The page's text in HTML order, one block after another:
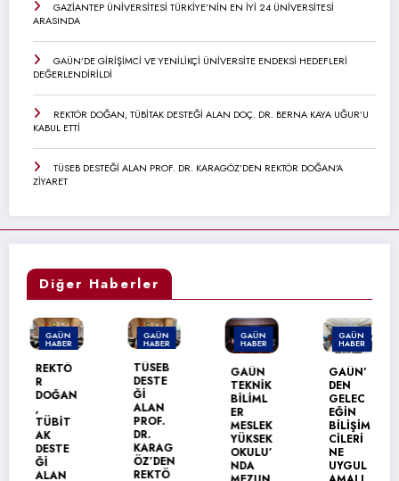
GAZİANTEP ÜNİVERSİTESİ TÜRKİYE’NİN EN İYİ 24 ÜNİVERSİTESİ
ARASINDA
GAÜN’DE GİRİŞİMCİ VE YENİLİKÇİ ÜNİVERSİTE ENDEKSİ HEDEFLERİ
DEĞERLENDİRİLDİ
REKTÖR DOĞAN, TÜBİTAK DESTEĞİ ALAN DOÇ. DR. BERNA KAYA UĞUR’U
KABUL ETTİ
TÜSEB DESTEĞİ ALAN PROF. DR. KARAGÖZ’DEN REKTÖR DOĞAN’A
ZİYARET
Diğer Haberler
GAÜN
HABER
REKTÖ
R
DOĞAN
TÜBİT
AK
DESTE
Ğİ
ALAN
GAÜN
HABER
TÜSEB
DESTE
Ğİ
ALAN
PROF.
DR.
KARAG
ÖZ’DEN
REKTÖ
GAÜN
HABER
GAÜN
TEKNİK
BİLİML
ER
MESLEK
YÜKSEK
OKULU’
NDA
GAÜN
HABER
GAÜN’
DEN
GELEC
EĞİN
BİLİŞİM
CİLERİ
NE
UYGUL